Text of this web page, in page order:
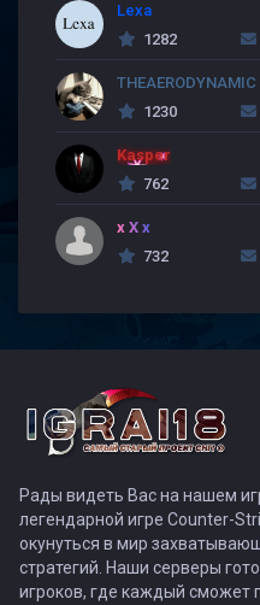
Lexa
1282
THEAERODYNAMIC
1230
Kasper
762
x X x
732
Рады видеть Вас на нашем
легендарной игре Counter-
окунуться в мир
стратегий. Наши серверы
игроков, где каждый сможет